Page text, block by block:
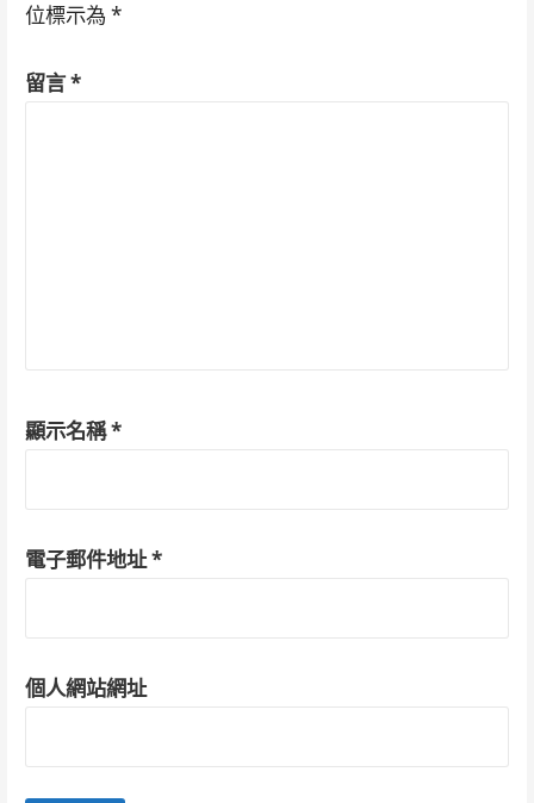
位標示為 *
留言*
顯示名稱*
電子郵件地址*
個人網站網址